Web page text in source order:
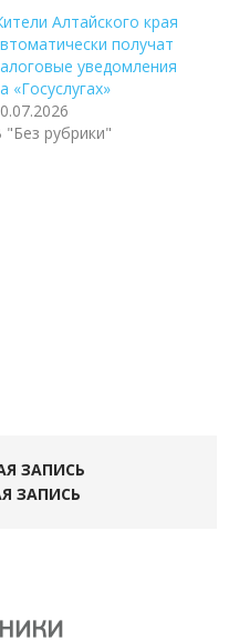
Алтайского края
получат
уведомления
«Госуслугах»
"Без рубрики"
ЗАПИСЬ
ЗАПИСЬ